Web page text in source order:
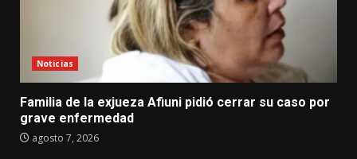
Noticias
Familia de la exjueza Afiuni pidió cerrar su caso por
grave enfermedad
agosto 7, 2026